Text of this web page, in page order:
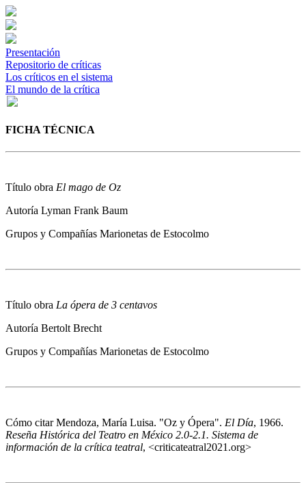
Presentación
Repositorio de críticas
Los críticos en el sistema
El mundo de la crítica
FICHA TÉCNICA
Título obra El mago de Oz
Autoría Lyman Frank Baum
Grupos y Compañías Marionetas de Estocolmo
Título obra La ópera de 3 centavos
Autoría Bertolt Brecht
Grupos y Compañías Marionetas de Estocolmo
Cómo citarMendoza, María Luisa. "Oz y Ópera". El Día, 1966.
Reseña Histórica del Teatro en México 2.0-2.1. Sistema de
información de la crítica teatral, <criticateatral2021.org>